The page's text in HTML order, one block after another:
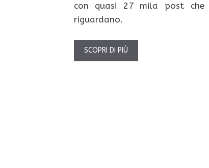
con quasi 27 mila post
riguardano.
SCOPRI DI PIÙ